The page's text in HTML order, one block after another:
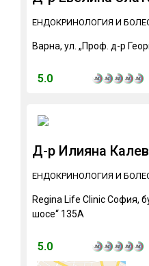
ЕНДОКРИНОЛОГИЯ И
Варна, ул. „Проф. д-р
5.0
Д-р Илияна
ЕНДОКРИНОЛОГИЯ И
Regina Life Clinic София,
шосе“ 135А
5.0